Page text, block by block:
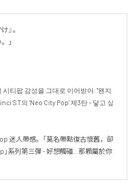
』。
」
티팝 감성을 그대로 이어받아. "왠지
ST의 'Neo City Pop' 제3탄 - 닿고 싶
迷人帶感。「莫名帶點復古懷舊，卻
」系列第三彈 - 好想觸碰...那顆屬於你